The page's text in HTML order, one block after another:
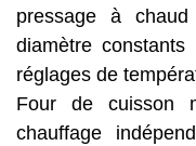
pressage à
diamètre
réglages de
Four de cuisson
chauffage